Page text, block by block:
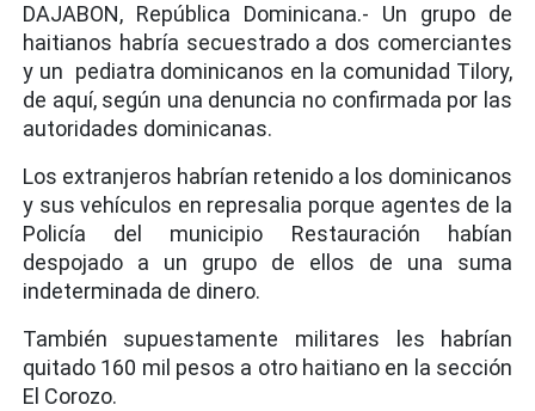
DAJABON, República Dominicana.- Un grupo de
haitianos habría secuestrado a dos comerciantes
y un pediatra dominicanos en la comunidad Tilory,
de aquí, según una denuncia no confirmada por las
autoridades dominicanas.
Los extranjeros habrían retenido a los dominicanos
y sus vehículos en represalia porque agentes de la
Policía del municipio Restauración habían
despojado a un grupo de ellos de una suma
indeterminada de dinero.
También supuestamente militares les habrían
quitado 160 mil pesos a otro haitiano en la sección
El Corozo.